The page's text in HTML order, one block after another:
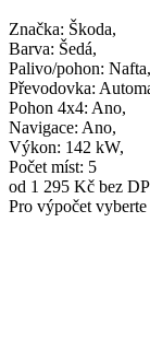
Značka: Škoda,
Barva: Šedá,
Palivo/pohon: Nafta,
Převodovka:
Pohon 4x4: Ano,
Navigace: Ano,
Výkon: 142 kW,
Počet míst: 5
od 1 295 Kč bez
Pro výpočet